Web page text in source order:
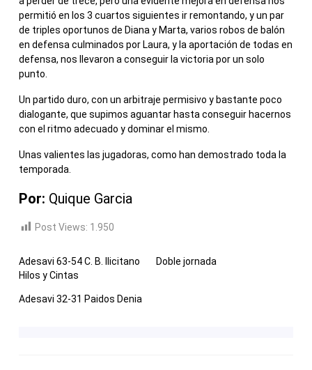
permitió en los 3 cuartos siguientes ir remontando, y un par
de triples oportunos de Diana y Marta, varios robos de balón
en defensa culminados por Laura, y la aportación de todas en
defensa, nos llevaron a conseguir la victoria por un solo
punto.
Un partido duro, con un arbitraje permisivo y bastante poco
dialogante, que supimos aguantar hasta conseguir hacernos
con el ritmo adecuado y dominar el mismo.
Unas valientes las jugadoras, como han demostrado toda la
temporada.
Por: Quique Garcia
Post Views: 1.950
Adesavi 63-54 C. B. Ilicitano
Hilos y Cintas
Doble jornada
Adesavi 32-31 Paidos Denia